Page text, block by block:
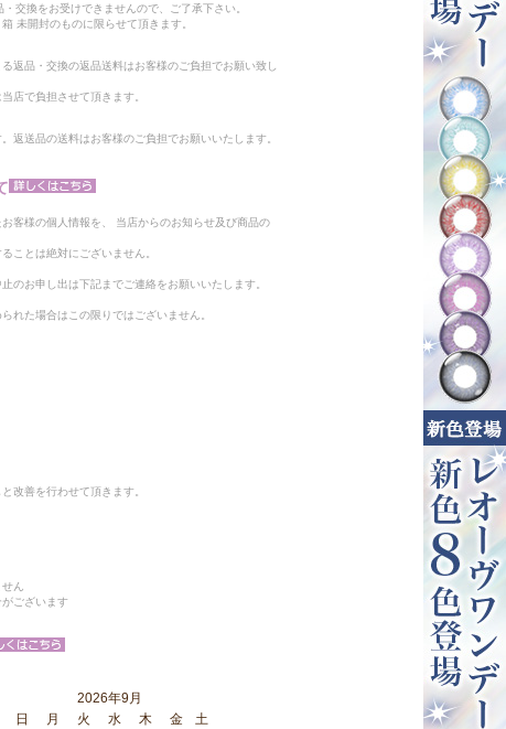
交換をお受けできませんので、ご了承下さい。
未開封のものに限らせて頂きます。
返品・交換の返品送料はお客様のご負担でお願い致し
店で負担させて頂きます。
返送品の送料はお客様のご負担でお願いいたします。
客様の個人情報を、 当店からのお知らせ及び商品の
ことは絶対にございません。
のお申し出は下記までご連絡をお願いいたします。
れた場合はこの限りではございません。
改善を行わせて頂きます。
ん
がございます
2026年9月
日
月 火 水 木 金
土